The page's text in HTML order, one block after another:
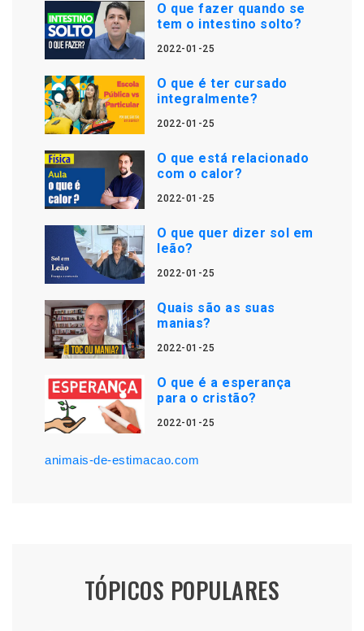
O que fazer quando se
tem o intestino solto?
2022-01-25
O que é ter cursado
integralmente?
2022-01-25
O que está relacionado
com o calor?
2022-01-25
O que quer dizer sol em
leão?
2022-01-25
Quais são as suas
manias?
2022-01-25
O que é a esperança
para o cristão?
2022-01-25
animais-de-estimacao.com
TÓPICOS POPULARES